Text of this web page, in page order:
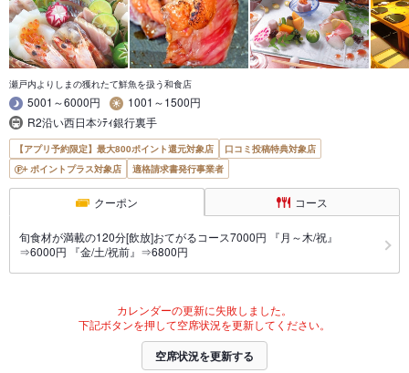
瀬戸内よりしまの獲れたて鮮魚を扱う和食店
5001～6000円
1001～1500円
R2沿い西日本ｼﾃｨ銀行裏手
【アプリ予約限定】最大800ポイント還元対象店
口コミ投稿特典対象店
ポイントプラス対象店
適格請求書発行事業者
クーポン コース
旬食材が満載の120分[飲放]おてがるコース7000円 『月～木/祝』
⇒6000円 『金/土/祝前』⇒6800円
カレンダーの更新に失敗しました。
下記ボタンを押して空席状況を更新してください。
空席状況を更新する